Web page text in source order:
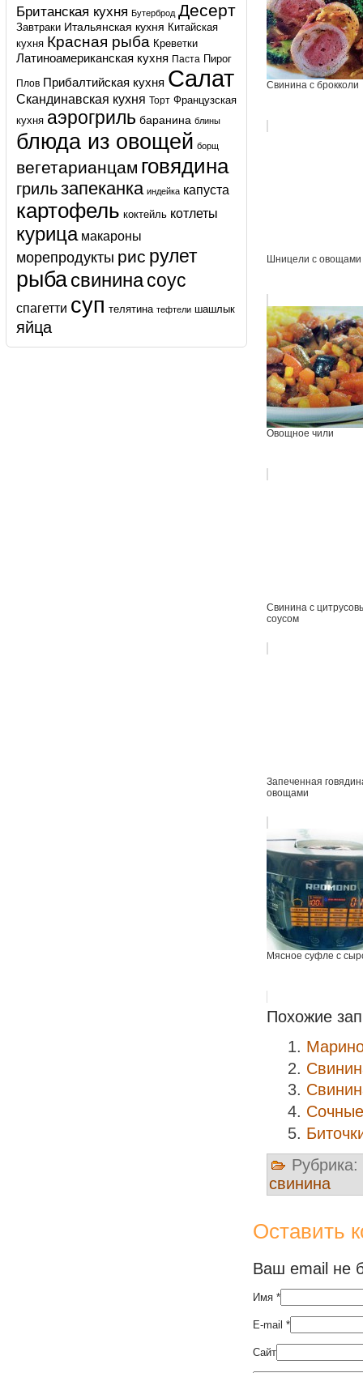
Британская кухня Бутерброд Десерт
Завтраки Итальянская кухня Китайская
кухня Красная рыба Креветки
Латиноамериканская кухня Паста Пирог
Плов Прибалтийская кухня Салат
Скандинавская кухня Торт Французская
кухня аэрогриль баранина блины
блюда из овощей борщ
вегетарианцам говядина
грильзапеканка индейка капуста
картофель коктейль котлеты
курица макароны
морепродукты рис рулет
рыбасвининасоус
спагетти суп телятина тефтели шашлык
яйца
Свинина с брокколи
Шницели с овощами
Овощное чили
Свинина с
соусом
Запеченная
овощами
Мясное суфле с
Похожие
Рубрика:
свинина
Оставить
Ваш email не
Имя *
E-mail *
Сайт